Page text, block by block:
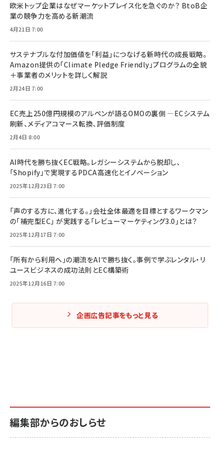
欧米トップ企業はなぜマーケットプレイス化を急ぐのか？ BtoB企
業の競争力を高める新潮流
4月21日 7:00
サステナブルな付加価値を「利益」につなげる新時代の成長戦略。
Amazon提供の「Climate Pledge Friendly」プログラムの全貌
＋事業者のメリットを詳しく解説
2月24日 7:00
EC売上250億円規模のアルペンが語るOMOの裏側 ―ECシステム
刷新、メディアコマース転換、評価制度
2月4日 8:00
AI時代を勝ち抜くEC戦略。レガシーシステムから脱却し、
「Shopify」で実現するPDCA高速化とイノベーション
2025年12月23日 7:00
「声のする方に、進化する。」会社全体最適を目標とするワークマン
の「補完型EC」 が実践する「レビューマーケティング3.0」とは？
2025年12月17日 7:00
「所有から利用へ」の潮流をAIで勝ち抜く。事例で学ぶレンタル・リ
ユースビジネスの成功法則とEC構築術
2025年12月16日 7:00
企画広告記事をもっと見る
編集部からのおしらせ